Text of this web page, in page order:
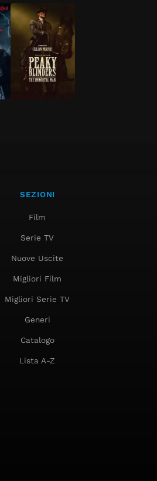
SEZIONI
Film
Serie TV
Nuove Uscite
Migliori Film
Migliori Serie TV
Generi
Catalogo
Lista A-Z